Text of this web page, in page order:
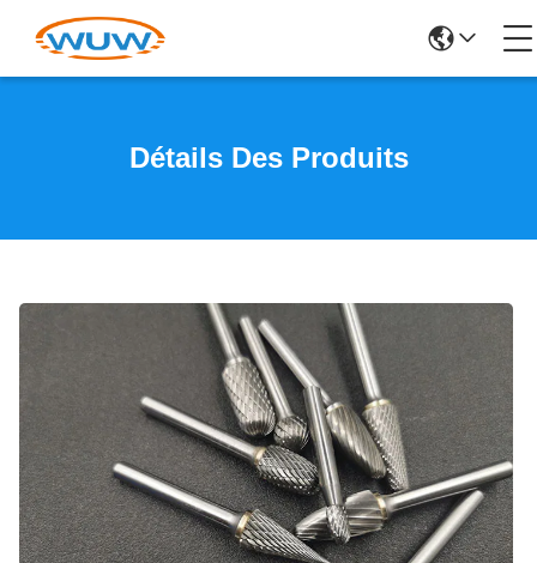
Détails Des Produits